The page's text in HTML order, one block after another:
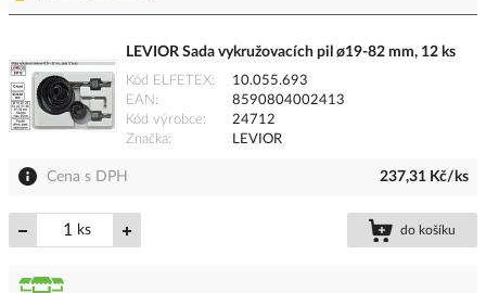
LEVIOR Sada vykružovacích pil ø19-82 mm, 12 ks
Kód ELFETEX
10.055.693
EAN
8590804002413
Kód výrobce
24712
Značka
LEVIOR
Cena s DPH 237,31 Kč/ks
ks do košíku